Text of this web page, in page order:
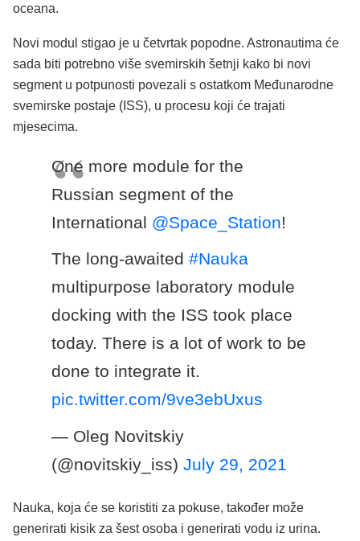
oceana.
Novi modul stigao je u četvrtak popodne. Astronautima će
sada biti potrebno više svemirskih šetnji kako bi novi
segment u potpunosti povezali s ostatkom Međunarodne
svemirske postaje (ISS), u procesu koji će trajati
mjesecima.
One more module for the
Russian segment of the
International @Space_Station!
The long-awaited #Nauka
multipurpose laboratory module
docking with the ISS took place
today. There is a lot of work to be
done to integrate it.
pic.twitter.com/9ve3ebUxus
— Oleg Novitskiy
(@novitskiy_iss) July 29, 2021
Nauka, koja će se koristiti za pokuse, također može
generirati kisik za šest osoba i generirati vodu iz urina.